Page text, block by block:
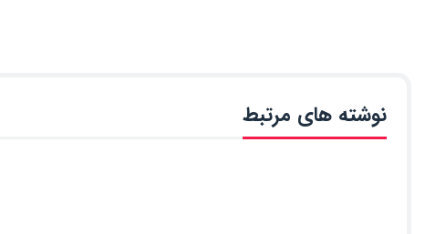
نوشته های مرتبط